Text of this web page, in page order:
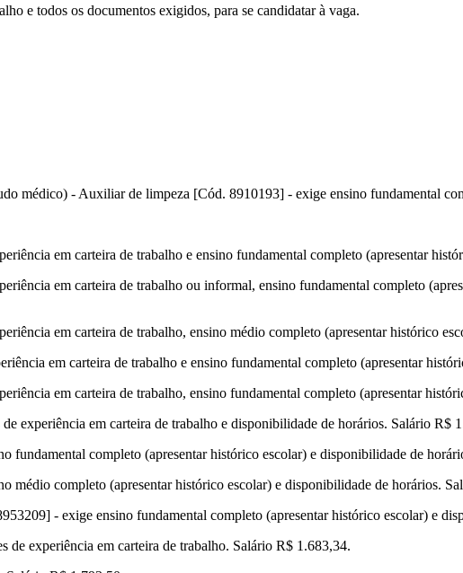
e todos os documentos exigidos, para se candidatar à vaga.
médico) - Auxiliar de limpeza [Cód. 8910193] - exige ensino fundamental
em carteira de trabalho e ensino fundamental completo (apresentar
em carteira de trabalho ou informal, ensino fundamental completo
em carteira de trabalho, ensino médio completo (apresentar histórico
em carteira de trabalho e ensino fundamental completo (apresentar
em carteira de trabalho, ensino fundamental completo (apresentar
experiência em carteira de trabalho e disponibilidade de horários. Salário R$
fundamental completo (apresentar histórico escolar) e disponibilidade de
médio completo (apresentar histórico escolar) e disponibilidade de horários.
- exige ensino fundamental completo (apresentar histórico escolar) e
de experiência em carteira de trabalho. Salário R$ 1.683,34.